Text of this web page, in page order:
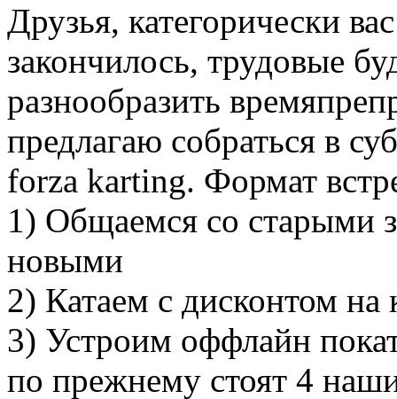
Друзья, категорически
закончилось, трудовые
разнообразить
предлагаю собраться в
forza karting. Формат
1) Общаемся со старыми
новыми
2) Катаем с дисконтом на
3) Устроим оффлайн
по прежнему стоят 4